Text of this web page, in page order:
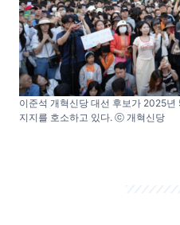
이준석 개혁신당 대선 후보가 2025
지지를 호소하고 있다. ⓒ 개혁신당